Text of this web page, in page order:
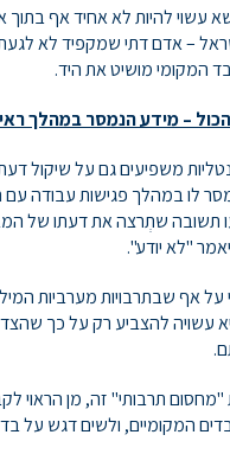
עשוי להיות לא אחיד אף
– אדם דתי שמקפיד לא לגעת
המקומי מושיט את היד.
הכול – מידע הנמסר במהלך
משפיעים גם על שיקול
לו במהלך פגישות עבודה עם
תשובה שתְרצה את דעתו של
"לא יודע".
על אף שבתרבויות מערביות
עשויה להצביע רק על כך
תרבותי" זה, מן הראוי
המקומיים, ולשים דגש על